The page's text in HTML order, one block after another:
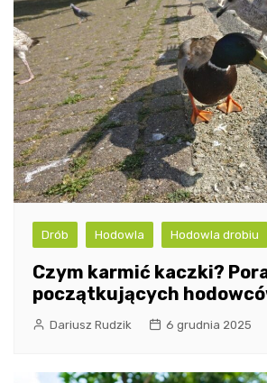
Drób Hodowla Hodowla drobiu
Czym karmić kaczki?
początkujących
Dariusz Rudzik 6 grudnia 2025